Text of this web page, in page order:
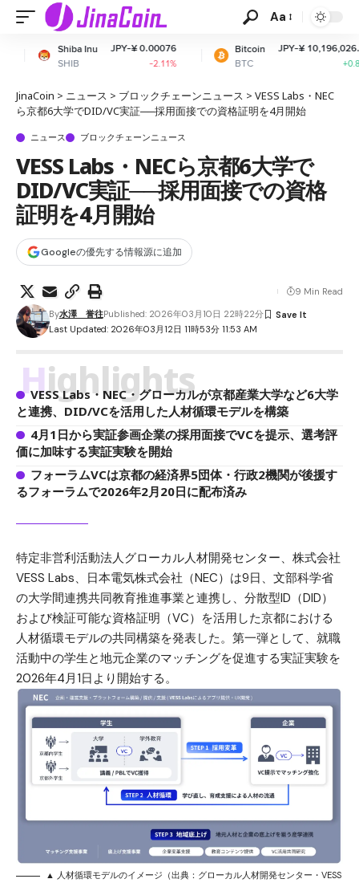
Aa
JPY-¥ 0.00076
-2.11%
Bitcoin
BTC
JPY-¥ 10,196,026.83
JinaCoin > ニュース > ブロックチェーンニュース > VESS Labs・NEC
ら京都6大学でDID/VC実証──採用面接での資格証明を4月開始
ニュース ブロックチェーンニュース
VESS Labs・NECら京都6大学で
DID/VC実証──採用面接での資格
証明を4月開始
Googleの優先する情報源に追加
Last Updated: 2026年03月12日 11時53分 11:53 AM
By水澤 誉往Published: 2026年03月10日 22時22分
9 Min Read
Highlights
VESS Labs・NEC・グローカルが京都産業大学など6大学
と連携、DID/VCを活用した人材循環モデルを構築
4月1日から実証参画企業の採用面接でVCを提示、選考評
価に加味する実証実験を開始
フォーラムVCは京都の経済界5団体・行政2機関が後援す
るフォーラムで2026年2月20日に配布済み
特定非営利活動法人グローカル人材開発センター、株式会社
VESS Labs、日本電気株式会社（NEC）は9日、文部科学省
の大学間連携共同教育推進事業と連携し、分散型ID（DID）
および検証可能な資格証明（VC）を活用した京都における
人材循環モデルの共同構築を発表した。第一弾として、就職
活動中の学生と地元企業のマッチングを促進する実証実験を
2026年4月1日より開始する。
▲ 人材循環モデルのイメージ（出典：グローカル人材開発センター・VESS